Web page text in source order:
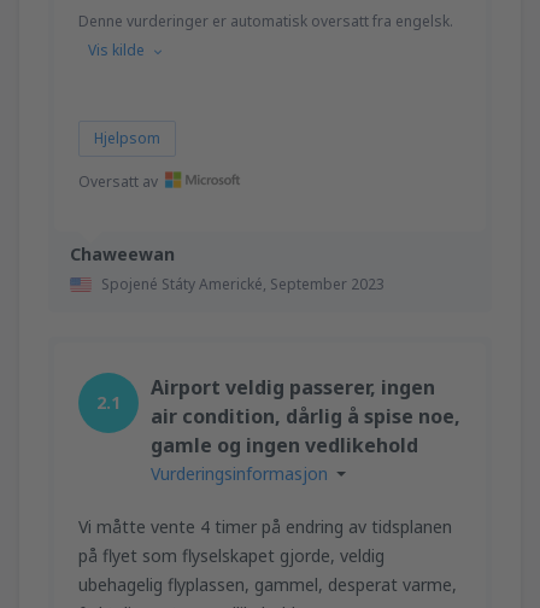
Chaweewan
Spojené Státy Americké, September 2023
Denne vurderinger er automatisk oversatt fra engelsk.
Vis kilde
Hjelpsom
Oversatt av
2.1
Airport veldig passerer, ingen
air condition, dårlig å spise noe,
gamle og ingen vedlikehold
Vurderingsinformasjon
Vi måtte vente 4 timer på endring av tidsplanen
på flyet som flyselskapet gjorde, veldig
ubehagelig flyplassen, gammel, desperat varme,